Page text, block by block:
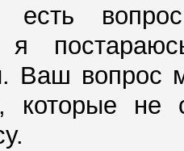
я
Ваш вопрос
которые